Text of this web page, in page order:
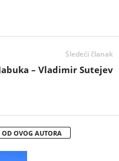
Sledeći članak
– Vladimir Sutejev
OD OVOG AUTORA